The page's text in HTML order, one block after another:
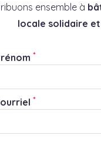
ensemble à
locale solidaire
*
*